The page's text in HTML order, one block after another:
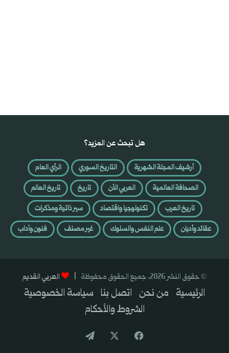
هل تبحث عن المزيد؟
أرشيف المجلة الشهرية التاريخ السوري
الرأي العام
الصحافة العالمية
العربي الآن تاريخ
تاريخ العالم
تاريخ العرب
تكنولوجيا واقتصاد
سير ذاتية ومذكرات
عقائد وأديان
علم النفس والسلوك غير مصنف فنون وآداب
© حقوق النشر 2026، جميع الحقوق محفوظة | العربي القديم
الرئيسية من نحن اتصل بنا سياسة الخصوصية
الشروط والأحكام
فيسبوك